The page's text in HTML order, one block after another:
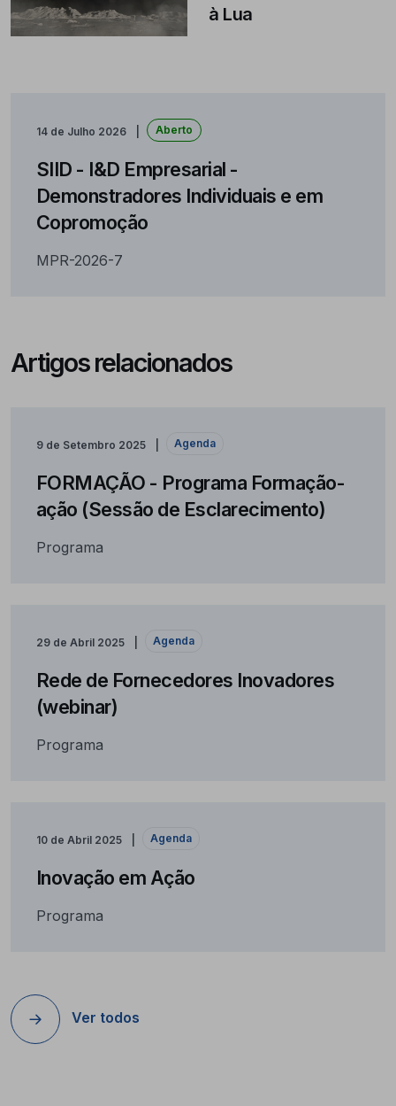
à Lua
14 de Julho 2026 Aberto
SIID - I&D Empresarial -
Demonstradores Individuais e em
Copromoção
MPR-2026-7
Artigos relacionados
9 de Setembro 2025 Agenda
FORMAÇÃO - Programa Formação-
ação (Sessão de Esclarecimento)
Programa
29 de Abril 2025 Agenda
Rede de Fornecedores Inovadores
(webinar)
Programa
10 de Abril 2025 Agenda
Inovação em Ação
Programa
Ver todos